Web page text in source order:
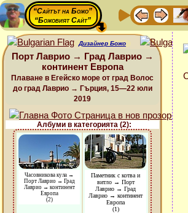
“Сайтът на Божо”
“Божовият Сайт”
Дизайнер Божо
Порт Лаврио → Град Лаврио →
континент Европа
Плаване в Егейско море от град Волос
до град Лаврио → Гърция, 15—22 юли
2019
Албуми в категорията (2):
Часовникова кула →
Порт Лаврио → Град
Лаврио → континент
Европа
(2)
Паметник с котва и
витло → Порт
Лаврио → Град
Лаврио → континент
Европа
(1)